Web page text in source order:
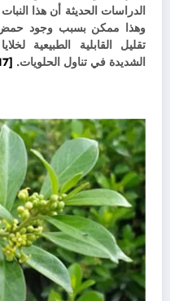
الدراسات الحديثة أن هذا
وهذا ممكن بسبب وجود
تقليل القابلية الطبيعية
الشديدة في تناول الحلويات. [17]